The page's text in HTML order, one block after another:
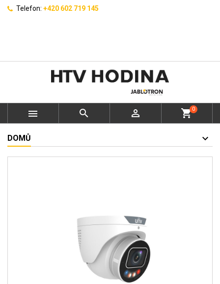
Telefon: +420 602 719 145
   shopping_cart0
DOMŮ